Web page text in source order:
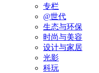
专栏
@世代
生态与环保
时尚与美容
设计与家居
光影
科玩